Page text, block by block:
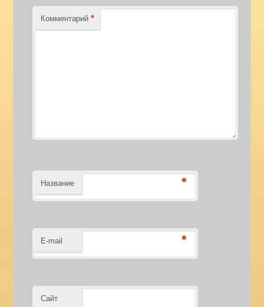
Комментарий*
Название *
E-mail *
Сайт